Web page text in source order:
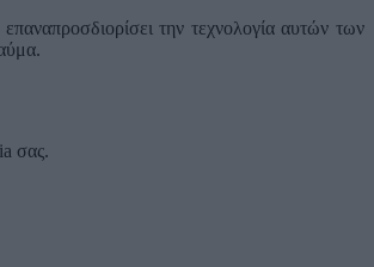
την τεχνολογία αυτών των
σας.